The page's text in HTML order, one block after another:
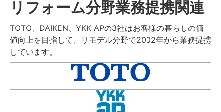
リフォーム分野業務提携関連
TOTO、DAIKEN、YKK APの3社はお客様の暮らしの価
値向上を目指して、リモデル分野で2002年から業務提携
しています。